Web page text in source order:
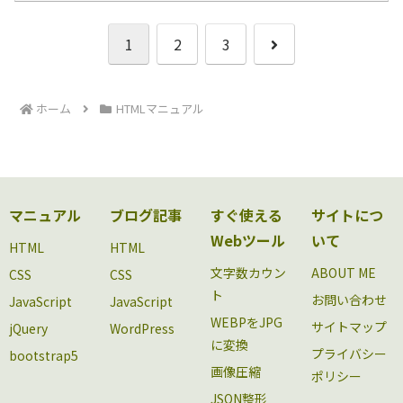
1 2 3
次
ホーム HTMLマニュアル
マニュアル
HTML
CSS
JavaScript
jQuery
bootstrap5
ブログ記事
HTML
CSS
JavaScript
WordPress
すぐ使える
Webツール
文字数カウン
ト
WEBPをJPG
に変換
画像圧縮
JSON整形
サイトにつ
いて
ABOUT ME
お問い合わせ
サイトマップ
プライバシー
ポリシー